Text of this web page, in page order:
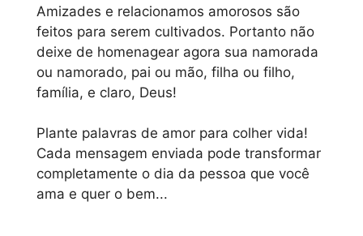
Amizades e relacionamos amorosos são
feitos para serem cultivados. Portanto não
deixe de homenagear agora sua namorada
ou namorado, pai ou mão, filha ou filho,
família, e claro, Deus!
Plante palavras de amor para colher vida!
Cada mensagem enviada pode transformar
completamente o dia da pessoa que você
ama e quer o bem...